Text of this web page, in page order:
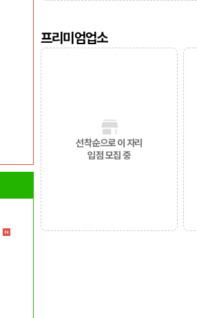
프리미엄업소
선착순으로 이 자리
입점 모집 중